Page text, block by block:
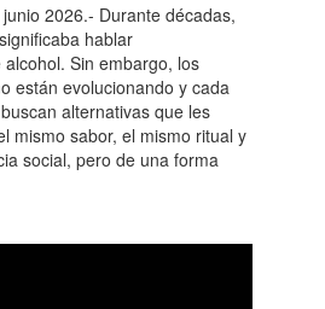
2026.- Durante décadas,
hablar
Sin embargo, los
están evolucionando y cada
alternativas que les
mismo sabor, el mismo ritual y
social, pero de una forma